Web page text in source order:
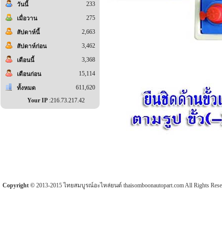
วันนี้ 233
เมื่อวาน 275
สัปดาห์นี้ 2,663
สัปดาห์ก่อน 3,462
เดือนนี้ 3,368
เดือนก่อน 15,114
ทั้งหมด
611,620
Your IP :216.73.217.42
Copyright © 2013-2015 ไทยสมบูรณ์อะไหล่ยนต์ thaisomboonautopart.com All Rights